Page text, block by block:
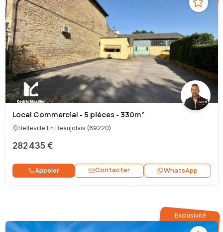
Local Commercial - 5 pièces - 330m²
Belleville En Beaujolais (69220)
282 435 €
Appeler Contacter WhatsApp
Exclusivité